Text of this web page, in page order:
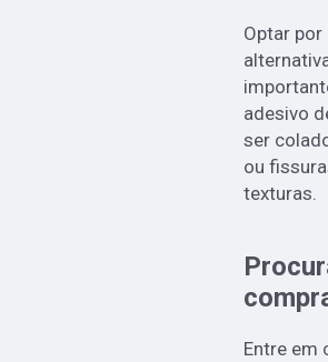
Optar
adesivo
ser
ou
texturas.
Entre em